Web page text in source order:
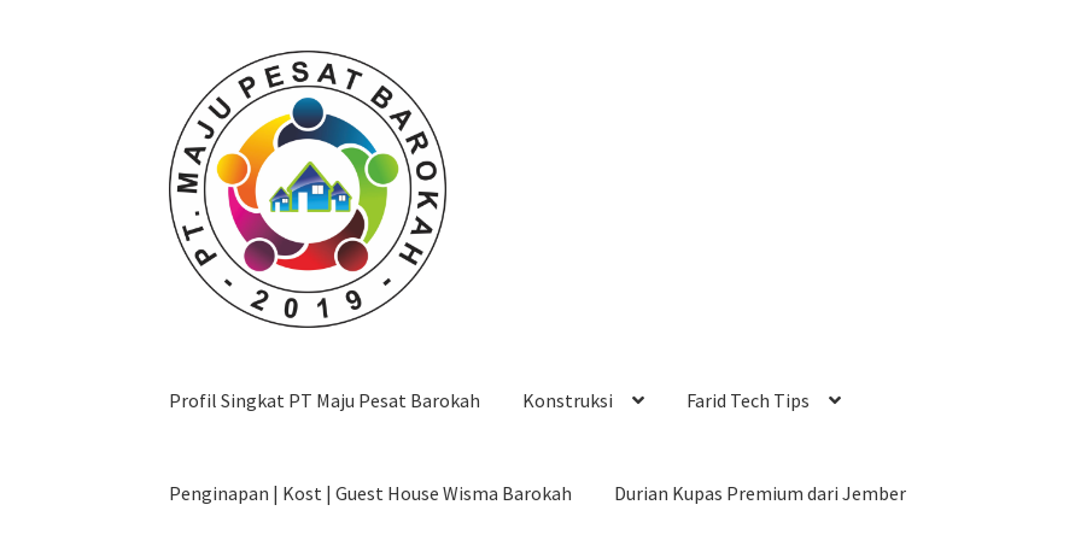
navigation
content
Profil Singkat PT Maju Pesat Barokah Konstruksi Farid Tech Tips
Penginapan | Kost | Guest House Wisma Barokah Durian Kupas Premium dari Jember